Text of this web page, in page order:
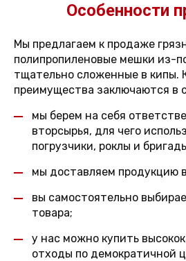
Особенности
Мы предлагаем к продаже
полипропиленовые мешки из-
тщательно сложенные в кипы.
преимущества заключаются в
мы берем на себя
вторсырья, для чего
погрузчики, роклы и
мы доставляем продукцию
вы самостоятельно
товара;
у нас можно купить
отходы по демократичной